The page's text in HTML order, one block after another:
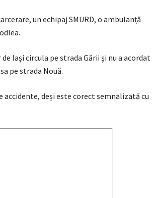
un echipaj SMURD, o ambulanță
Iași circula pe strada Gării și nu a acordat
pe strada Nouă.
deși este corect semnalizată cu